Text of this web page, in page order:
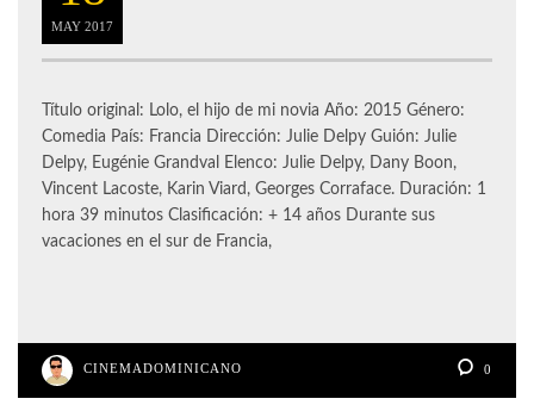
MAY 2017
Título original: Lolo, el hijo de mi novia Año: 2015 Género:
Comedia País: Francia Dirección: Julie Delpy Guión: Julie
Delpy, Eugénie Grandval Elenco: Julie Delpy, Dany Boon,
Vincent Lacoste, Karin Viard, Georges Corraface. Duración: 1
hora 39 minutos Clasificación: + 14 años Durante sus
vacaciones en el sur de Francia,
CINEMADOMINICANO 0